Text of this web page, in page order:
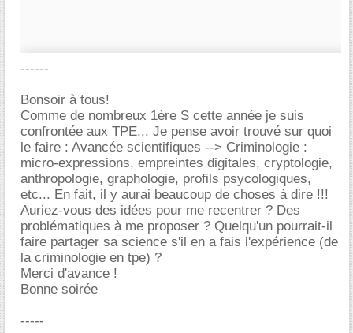
------
Bonsoir à tous!
Comme de nombreux 1ère S cette année je suis
confrontée aux TPE... Je pense avoir trouvé sur quoi
le faire : Avancée scientifiques --> Criminologie :
micro-expressions, empreintes digitales, cryptologie,
anthropologie, graphologie, profils psycologiques,
etc... En fait, il y aurai beaucoup de choses à dire !!!
Auriez-vous des idées pour me recentrer ? Des
problématiques à me proposer ? Quelqu'un pourrait-il
faire partager sa science s'il en a fais l'expérience (de
la criminologie en tpe) ?
Merci d'avance !
Bonne soirée
-----